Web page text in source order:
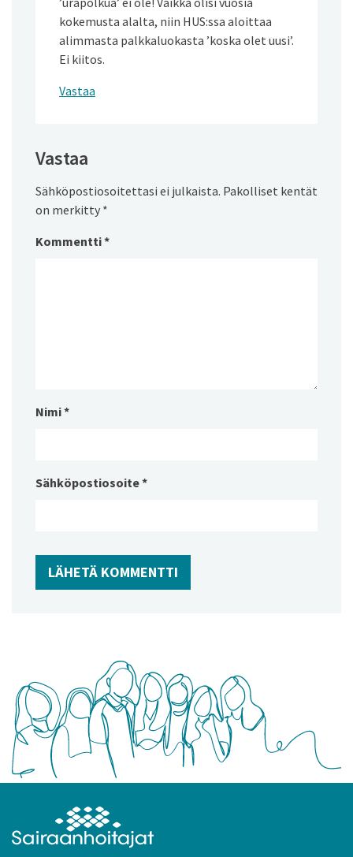
kokemusta alalta, niin HUS:ssa aloittaa
alimmasta palkkaluokasta ’koska olet uusi’.
Ei kiitos.
Vastaa
Vastaa
Sähköpostiosoitettasi ei julkaista. Pakolliset kentät
on merkitty *
Kommentti*
Nimi*
Sähköpostiosoite*